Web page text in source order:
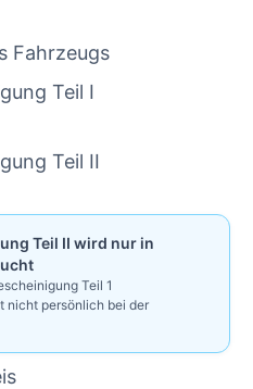
Fahrzeugs
Teil I
Teil II
Teil II wird nur in
Teil 1
nicht persönlich bei der